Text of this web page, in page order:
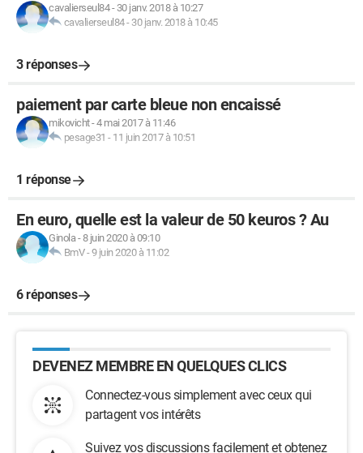
cavalierseul84- 30 janv. 2018 à 10:27
cavalierseul84- 30 janv. 2018 à 10:45
3 réponses
paiement par carte bleue non encaissé
mikovicht-4 mai 2017 à 11:46
pesage31 - 11 juin 2017 à 10:51
1 réponse
En euro, quelle est la valeur de 50 keuros ? Au
Ginola-8 juin 2020 à 09:10
BmV-9 juin 2020 à 11:02
6 réponses
DEVENEZ MEMBRE EN QUELQUES CLICS
Connectez-vous simplement avec ceux qui
partagent vos intérêts
Suivez vos discussions facilement et obtenez